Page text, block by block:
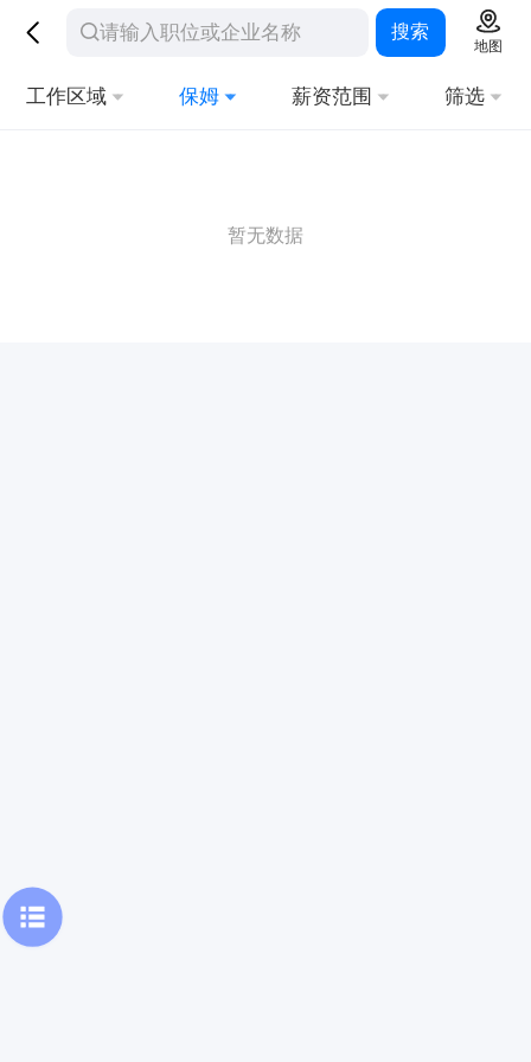
搜索
地图
工作区域 保姆 薪资范围 筛选
暂无数据